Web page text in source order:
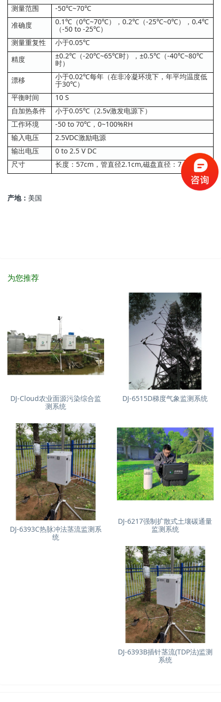
测量范围
-50℃~70℃
准确度
0.1℃（0℃~70℃），0.2℃（-25℃~0℃），0.4℃
（-50 to -25℃）
测量重复性
小于0.05℃
精度
±0.2℃（-20℃~65℃时），±0.5℃（-40℃~80℃
时）
漂移
小于0.02℃每年（在非冷凝环境下，年平均温度低
于30℃）
平衡时间
10 S
自加热条件
小于0.05℃（2.5v激发电源下）
工作环境
-50 to 70℃，0~100%RH
输入电压
2.5VDC激励电源
输出电压
0 to 2.5 V DC
尺寸
长度：57cm，管直径2.1cm,磁盘直径：7.0cm
产地： 美国
为您推荐
DJ-Cloud农业面源污染综合监
测系统
DJ-6515D梯度气象监测系统
DJ-6217强制扩散式土壤碳通量
监测系统
DJ-6393C热脉冲法茎流监测系
统
DJ-6393B插针茎流(TDP法)监测
系统